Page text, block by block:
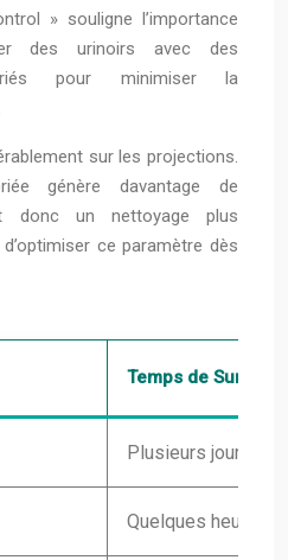
» souligne l’importance
des urinoirs avec des
pour minimiser la
sur les projections.
génère davantage de
donc un nettoyage plus
ce paramètre dès
Temps de Survie
Plusieurs jours à
Quelques heures